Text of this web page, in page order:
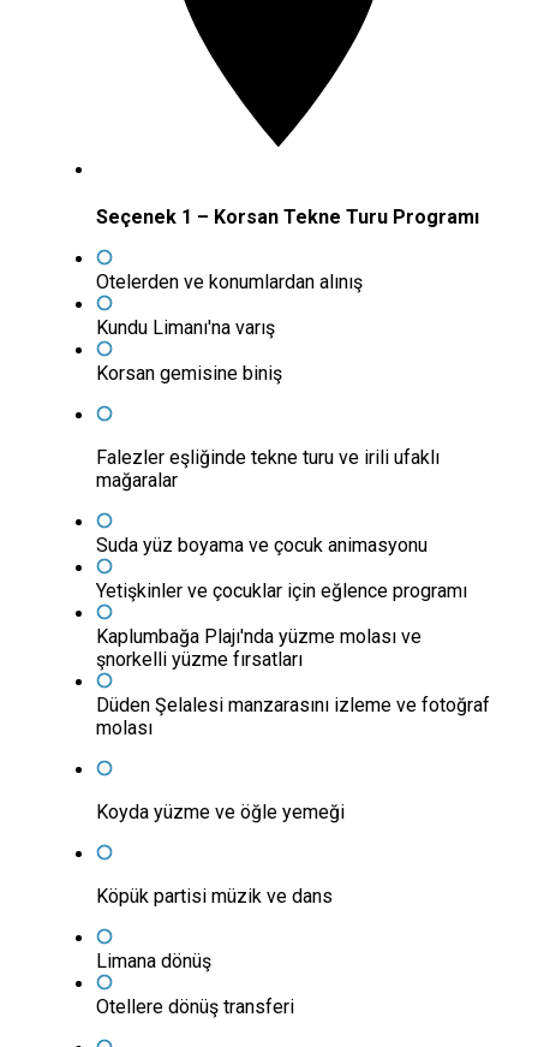
Seçenek 1 – Korsan Tekne Turu Programı
Otelerden ve konumlardan alınış
Kundu Limanı'na varış
Korsan gemisine biniş
Falezler eşliğinde tekne turu ve irili ufaklı
mağaralar
Suda yüz boyama ve çocuk animasyonu
Yetişkinler ve çocuklar için eğlence programı
Kaplumbağa Plajı'nda yüzme molası ve
şnorkelli yüzme fırsatları
Düden Şelalesi manzarasını izleme ve fotoğraf
molası
Koyda yüzme ve öğle yemeği
Köpük partisi müzik ve dans
Limana dönüş
Otellere dönüş transferi